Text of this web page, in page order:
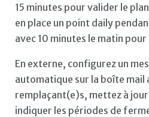
15 minutes pour valider le
en place un point daily
avec 10 minutes le matin
En externe, configurez un
automatique sur la boîte mail
remplaçant(e)s, mettez à
indiquer les périodes de